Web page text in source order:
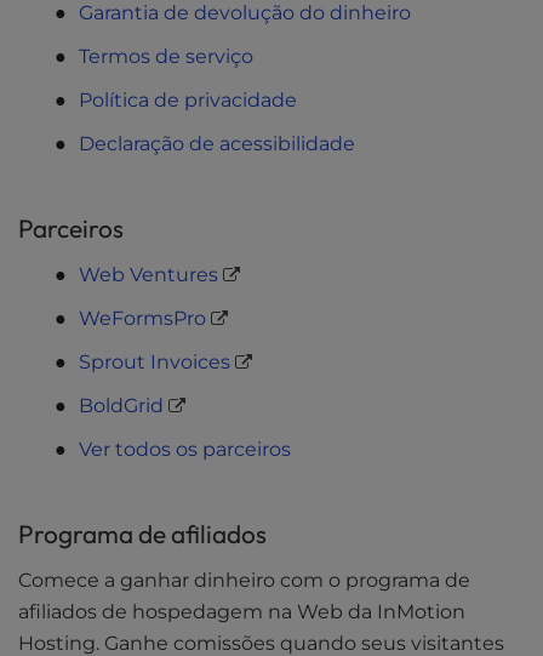
Garantia de devolução do dinheiro
Termos de serviço
Política de privacidade
Declaração de acessibilidade
Parceiros
Web Ventures
WeFormsPro
Sprout Invoices
BoldGrid
Ver todos os parceiros
Programa de afiliados
Comece a ganhar dinheiro com o programa de
afiliados de hospedagem na Web da InMotion
Hosting. Ganhe comissões quando seus visitantes